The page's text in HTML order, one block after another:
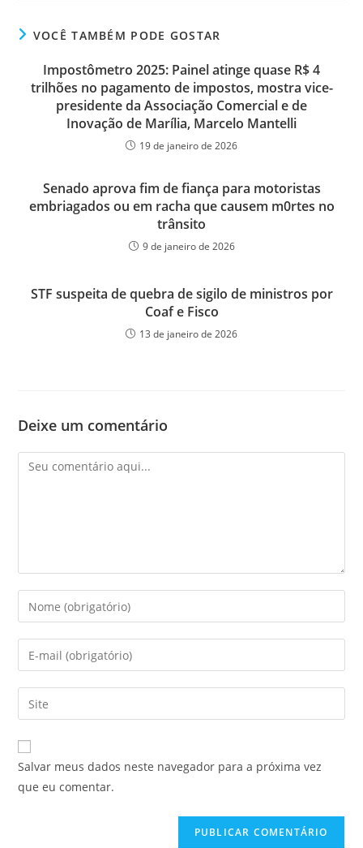
VOCÊ TAMBÉM PODE GOSTAR
Impostômetro 2025: Painel atinge quase R$ 4
trilhões no pagamento de impostos, mostra vice-
presidente da Associação Comercial e de
Inovação de Marília, Marcelo Mantelli
19 de janeiro de 2026
Senado aprova fim de fiança para motoristas
embriagados ou em racha que causem m0rtes no
trânsito
9 de janeiro de 2026
STF suspeita de quebra de sigilo de ministros por
Coaf e Fisco
13 de janeiro de 2026
Deixe um comentário
Comentário
Digite
seu
nome
ou
de
usuário
para
comentar
Digite
seu
endereço
de
mail
para
comentar
Digite
o
URL
do
site
Salvar meus dados neste navegador para a próxima vez
que eu comentar.